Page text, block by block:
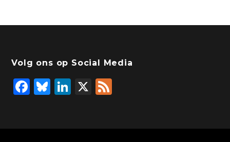
Volg ons op Social Media
F
Bl
Li
X